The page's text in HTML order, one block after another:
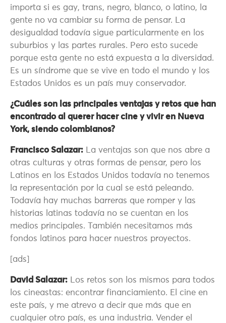
importa si es gay, trans, negro, blanco, o latino, la
gente no va cambiar su forma de pensar. La
desigualdad todavía sigue particularmente en los
suburbios y las partes rurales. Pero esto sucede
porque esta gente no está expuesta a la diversidad.
Es un síndrome que se vive en todo el mundo y los
Estados Unidos es un país muy conservador.
¿Cuáles son las principales ventajas y retos que han
encontrado al querer hacer cine y vivir en Nueva
York, siendo colombianos?
Francisco Salazar: La ventajas son que nos abre a
otras culturas y otras formas de pensar, pero los
Latinos en los Estados Unidos todavía no tenemos
la representación por la cual se está peleando.
Todavía hay muchas barreras que romper y las
historias latinas todavía no se cuentan en los
medios principales. También necesitamos más
fondos latinos para hacer nuestros proyectos.
[ads]
David Salazar: Los retos son los mismos para todos
los cineastas: encontrar financiamiento. El cine en
este país, y me atrevo a decir que más que en
cualquier otro país, es una industria. Vender el